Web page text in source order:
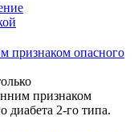
признаком опасного
признаком
диабета 2-го типа.